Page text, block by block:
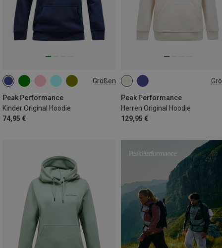
Größen
Peak Performance
Kinder Original Hoodie
74,95 €
130 140 150
170
Peak Performance
Herren Original Hoodie
129,95 €
S M